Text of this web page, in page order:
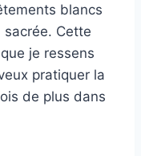
blancs
Cette
je ressens
pratiquer la
de plus dans